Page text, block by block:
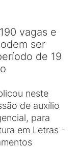
vagas e
ser
de 19
neste
de auxílio
para
em Letras -